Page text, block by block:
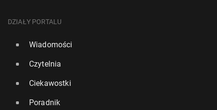
DZIAŁY PORTALU
Wiadomości
Czytelnia
Ciekawostki
Poradnik